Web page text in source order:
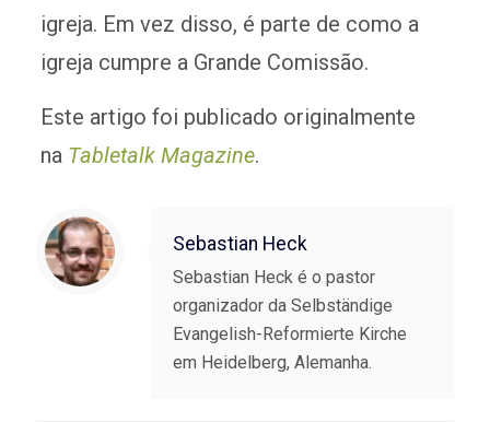
igreja. Em vez disso, é parte de como a
igreja cumpre a Grande Comissão.
Este artigo foi publicado originalmente
na Tabletalk Magazine.
Sebastian Heck
Sebastian Heck é o pastor
organizador da Selbständige
Evangelish-Reformierte Kirche
em Heidelberg, Alemanha.